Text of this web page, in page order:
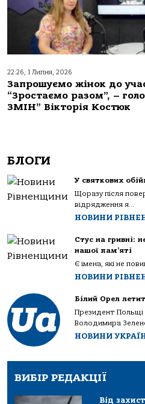
22:26, 1 Липня, 2026
Запрошуємо жінок до
“Зростаємо разом”, –
ЗМІН” Вікторія Костюк
БЛОГИ
У святкових
Щоразу після
відрядження я...
НОВИНИ
Стус на гривні:
нашої пам’яті
Є імена, які не
НОВИНИ
Білий Орел
Президент Польщі
Володимира
НОВИНИ
ВИБІР РЕДАКЦІЇ
Від